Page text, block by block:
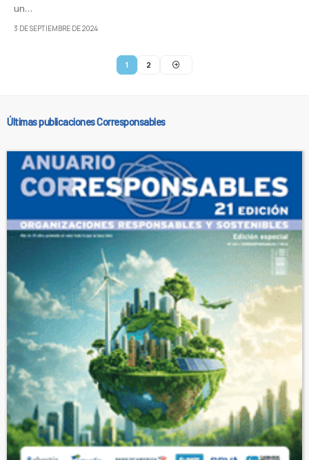
un…
3 DE SEPTIEMBRE DE 2024
1 2
Últimas publicaciones Corresponsables